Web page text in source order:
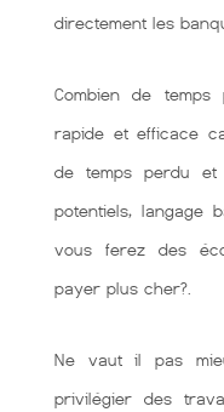
directement les
Combien de
rapide et efficace
de temps perdu et
potentiels, langage
vous ferez des
payer plus cher?.
Ne vaut il pas
privilégier des